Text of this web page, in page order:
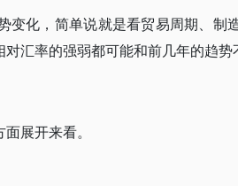
变化，简单说就是看贸易周期、制
汇率的强弱都可能和前几年的趋
展开来看。